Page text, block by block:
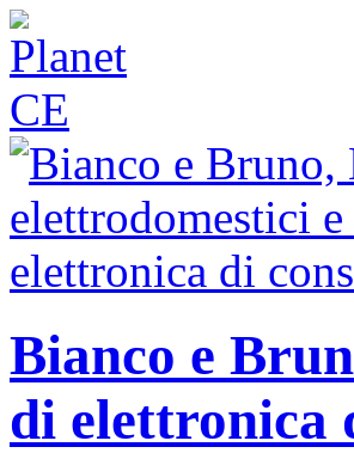
Bianco e
di elettronica